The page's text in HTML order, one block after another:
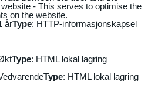
- This serves to optimise the
on the website.
årType: HTTP-informasjonskapsel
Type: HTML lokal lagring
Type: HTML lokal lagring